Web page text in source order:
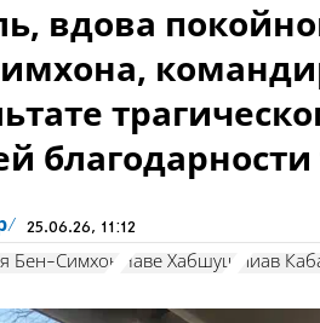
вдова
25.06.26, 11:12
Бен-Симхон Наве Хабшуш Лиав